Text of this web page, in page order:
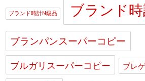
ブランド時計N級品 ブランド
ブランパンスーパーコピー
ブルガリスーパーコピー ブレ